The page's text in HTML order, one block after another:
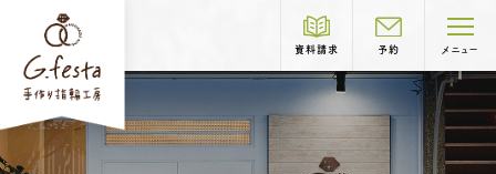
資料請求 予約 メニュー
制作コース紹介